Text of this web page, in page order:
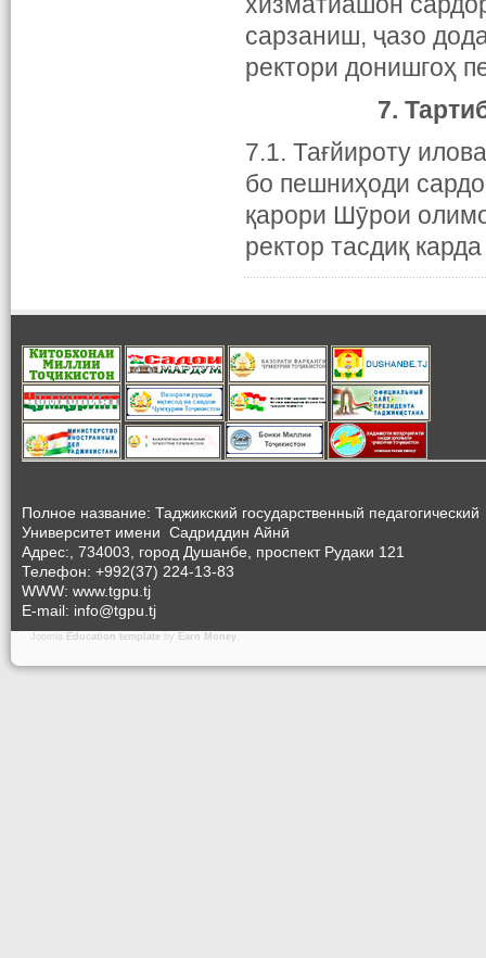
сарзаниш, ҷазо
ректори донишгоҳ
7.
7.1. Тағйироту
бо пешниҳоди
қарори Шӯрои
ректор тасдиқ
Полное название: Таджикский государственный педагогический
Университет имени Садриддин Айнӣ
Адрес:, 734003, город Душанбе, проспект Рудаки 121
Телефон: +992(37) 224-13-83
WWW: www.tgpu.tj
E-mail: info@tgpu.tj
Joomla Education template by Earn Money.